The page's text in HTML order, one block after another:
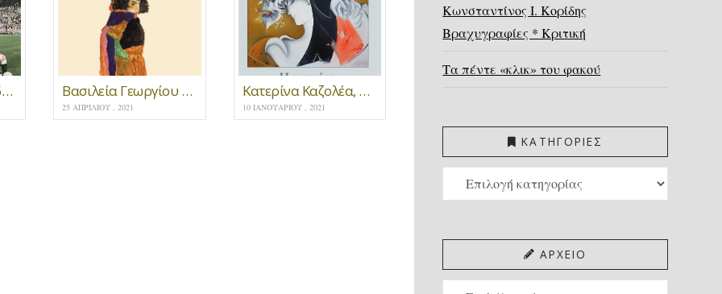
Νίκος Χαρτοματσίδης * Δύο διηγήματα Βασιλεία Γεωργίου ✽ H έκτη μέρα, νουβέλα
25 ΑΠΡΙΛΊΟΥ , 2021
Κατερίνα Καζολέα, Η γυναίκα που δεν γνωρίζω, Διηγήματα, εκδ. Μανδραγόρας
10 ΙΑΝΟΥΑΡΊΟΥ , 2021
Κωνσταντίνος Ι. Κορίδης
Βραχυγραφίες * Κριτική
Τα πέντε «κλικ» του φακού
ΚΑΤΗΓΟΡΙΕΣ
ΚΑΤΗΓΟΡΙΕΣ
ΑΡΧΕΙΟ
ΑΡΧΕΙΟ